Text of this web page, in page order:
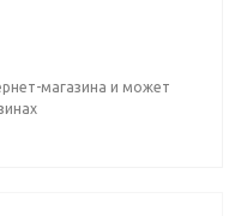
магазина и может